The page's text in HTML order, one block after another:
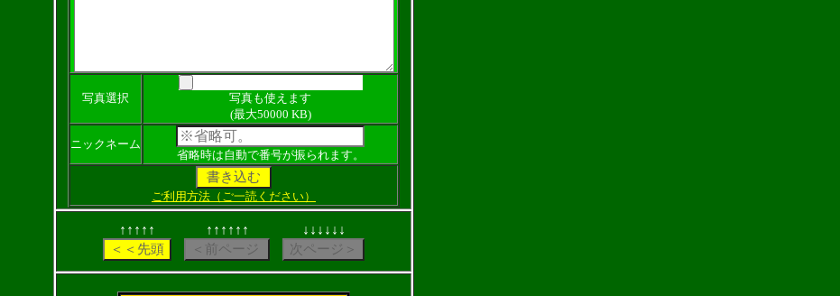
写真選択
写真も使えます
(最大50000 KB)
ニックネーム
省略時は自動で番号が振られます。
ご利用方法（ご一読ください）
↑↑↑↑↑ ↑↑↑↑↑↑ ↓↓↓↓↓↓